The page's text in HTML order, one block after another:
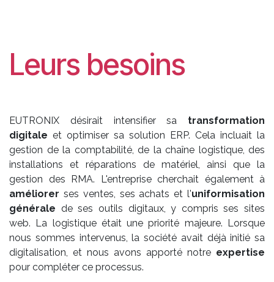
Leurs besoins
EUTRONIX désirait intensifier sa transformation
digitale et optimiser sa solution ERP. Cela incluait la
gestion de la comptabilité, de la chaîne logistique, des
installations et réparations de matériel, ainsi que la
gestion des RMA. L'entreprise cherchait également à
améliorer ses ventes, ses achats et l'uniformisation
générale de ses outils digitaux, y compris ses sites
web. La logistique était une priorité majeure. Lorsque
nous sommes intervenus, la société avait déjà initié sa
digitalisation, et nous avons apporté notre expertise
pour compléter ce processus.